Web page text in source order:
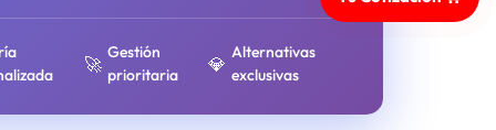
🚀
Gestión
prioritaria
💎
Alternativas
exclusivas